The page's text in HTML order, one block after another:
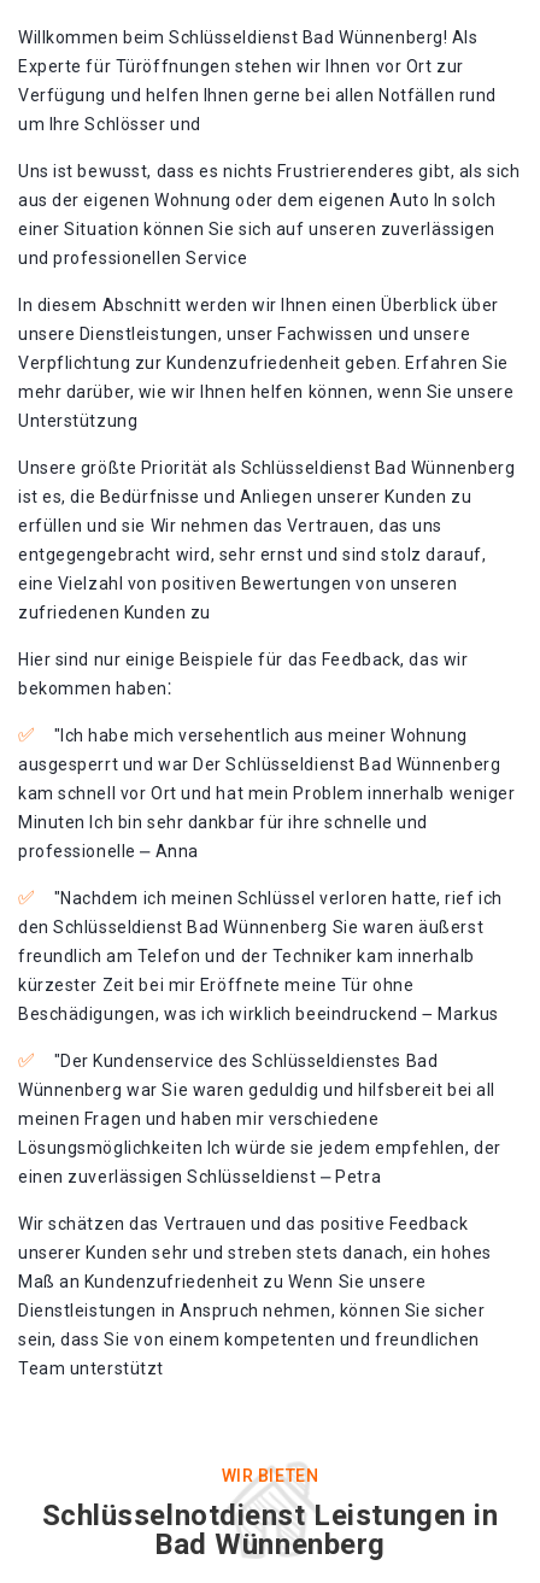
Willkommen beim Schlüsseldienst Bad Wünnenberg!​ Als
Experte für Türöffnungen stehen wir Ihnen vor Ort zur
Verfügung und helfen Ihnen gerne bei allen Notfällen rund
um Ihre Schlösser und
Uns ist bewusst, dass es nichts Frustrierenderes gibt, als sich
aus der eigenen Wohnung oder dem eigenen Auto In solch
einer Situation können Sie sich auf unseren zuverlässigen
und professionellen Service
In diesem Abschnitt werden wir Ihnen einen Überblick über
unsere Dienstleistungen, unser Fachwissen und unsere
Verpflichtung zur Kundenzufriedenheit geben. Erfahren Sie
mehr darüber, wie wir Ihnen helfen können, wenn Sie unsere
Unterstützung
Unsere größte Priorität als Schlüsseldienst Bad Wünnenberg
ist es, die Bedürfnisse und Anliegen unserer Kunden zu
erfüllen und sie Wir nehmen das Vertrauen, das uns
entgegengebracht wird, sehr ernst und sind stolz darauf,
eine Vielzahl von positiven Bewertungen von unseren
zufriedenen Kunden zu
Hier sind nur einige Beispiele für das Feedback, das wir
bekommen haben⁚
"Ich habe mich versehentlich aus meiner Wohnung
ausgesperrt und war Der Schlüsseldienst Bad Wünnenberg
kam schnell vor Ort und hat mein Problem innerhalb weniger
Minuten Ich bin sehr dankbar für ihre schnelle und
professionelle ⎼ Anna
"Nachdem ich meinen Schlüssel verloren hatte, rief ich
den Schlüsseldienst Bad Wünnenberg Sie waren äußerst
freundlich am Telefon und der Techniker kam innerhalb
kürzester Zeit bei mir Eröffnete meine Tür ohne
Beschädigungen, was ich wirklich beeindruckend ౼ Markus
"Der Kundenservice des Schlüsseldienstes Bad
Wünnenberg war Sie waren geduldig und hilfsbereit bei all
meinen Fragen und haben mir verschiedene
Lösungsmöglichkeiten Ich würde sie jedem empfehlen, der
einen zuverlässigen Schlüsseldienst ⎼ Petra
Wir schätzen das Vertrauen und das positive Feedback
unserer Kunden sehr und streben stets danach, ein hohes
Maß an Kundenzufriedenheit zu Wenn Sie unsere
Dienstleistungen in Anspruch nehmen, können Sie sicher
sein, dass Sie von einem kompetenten und freundlichen
Team unterstützt
WIR BIETEN
Schlüsselnotdienst Leistungen in
Bad Wünnenberg